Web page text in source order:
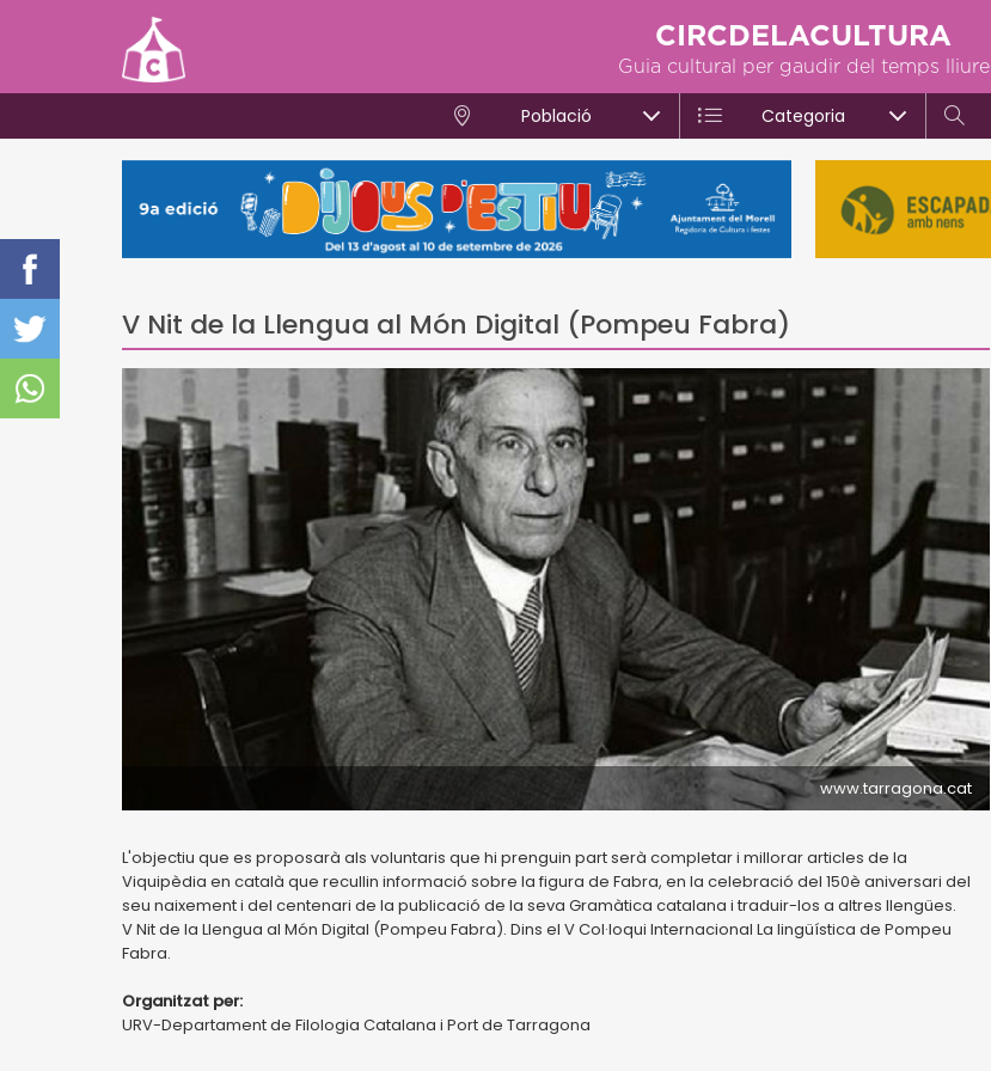
CIRCDELACULTURA
Guia cultural per gaudir del temps lliure
Població Categoria
V Nit de la Llengua al Món Digital (Pompeu Fabra)
www.tarragona.cat
L'objectiu que es proposarà als voluntaris que hi prenguin part serà completar i millorar articles de la
Viquipèdia en català que recullin informació sobre la figura de Fabra, en la celebració del 150è aniversari del
seu naixement i del centenari de la publicació de la seva Gramàtica catalana i traduir-los a altres llengües.
V Nit de la Llengua al Món Digital (Pompeu Fabra). Dins el V Col·loqui Internacional La lingüística de Pompeu
Fabra.
Organitzat per:
URV-Departament de Filologia Catalana i Port de Tarragona